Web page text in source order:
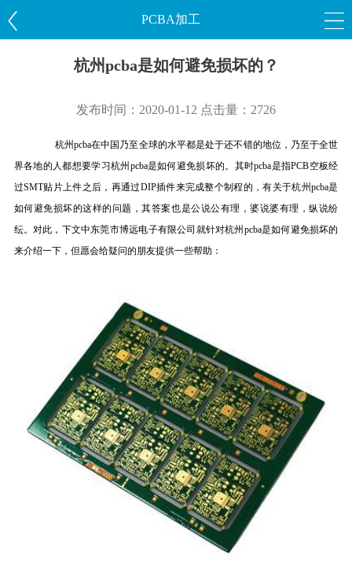
PCBA加工
杭州pcba是如何避免损坏的？
发布时间：2020-01-12 点击量：2726
杭州pcba在中国乃至全球的水平都是处于还不错的地位，乃至于全世
界各地的人都想要学习杭州 pcba是如何避免损坏的。其时pcba是指PCB空板经
过SMT贴片上件之后，再通过DIP插件来完成整个制程的，有关于杭州pcba是
如何避免损坏的这样的问题，其答案也是公说公有理，婆说婆有理，纵说纷
纭。对此，下文中东莞市博远电子有限公司就针对杭州 pcba是如何避免损坏的
来介绍一下，但愿会给疑问的朋友提供一些帮助：